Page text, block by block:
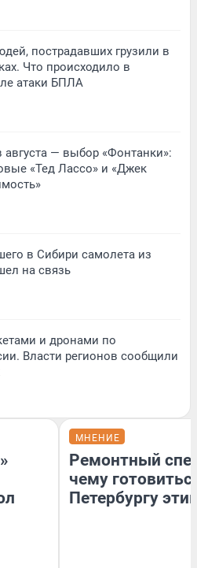
пострадавших грузили в
Что происходило в
атаки БПЛА
августа — выбор «Фонтанки»:
«Тед Лассо» и «Джек
в Сибири самолета из
на связь
и дронами по
Власти регионов сообщили
МНЕНИЕ
Ремонтный
чему
Петербургу